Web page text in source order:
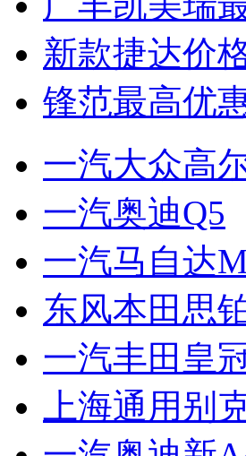
新款捷达价
锋范最高优
一汽大众高
一汽奥迪Q5
一汽马自达
东风本田思
一汽丰田皇
上海通用别